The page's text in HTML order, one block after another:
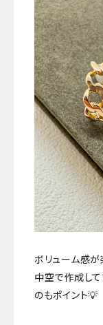
ボリューム感
中空で作成して
のもポイント💡